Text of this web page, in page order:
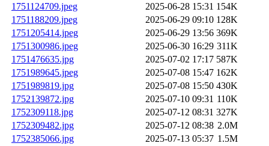
1751124709.jpeg
2025-06-28 15:31 154K
1751188209.jpeg
2025-06-29 09:10 128K
1751205414.jpeg
2025-06-29 13:56 369K
1751300986.jpeg
2025-06-30 16:29 311K
1751476635.jpg
2025-07-02 17:17 587K
1751989645.jpeg
2025-07-08 15:47 162K
1751989819.jpg
2025-07-08 15:50 430K
1752139872.jpg
2025-07-10 09:31 110K
1752309118.jpg
2025-07-12 08:31 327K
1752309482.jpg
2025-07-12 08:38 2.0M
1752385066.jpg
2025-07-13 05:37 1.5M